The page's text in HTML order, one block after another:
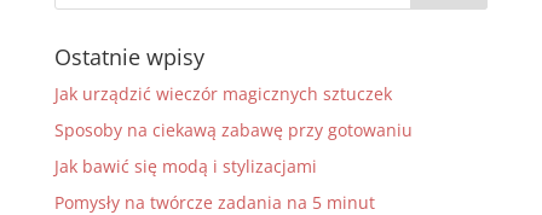
Ostatnie wpisy
Jak urządzić wieczór magicznych sztuczek
Sposoby na ciekawą zabawę przy gotowaniu
Jak bawić się modą i stylizacjami
Pomysły na twórcze zadania na 5 minut